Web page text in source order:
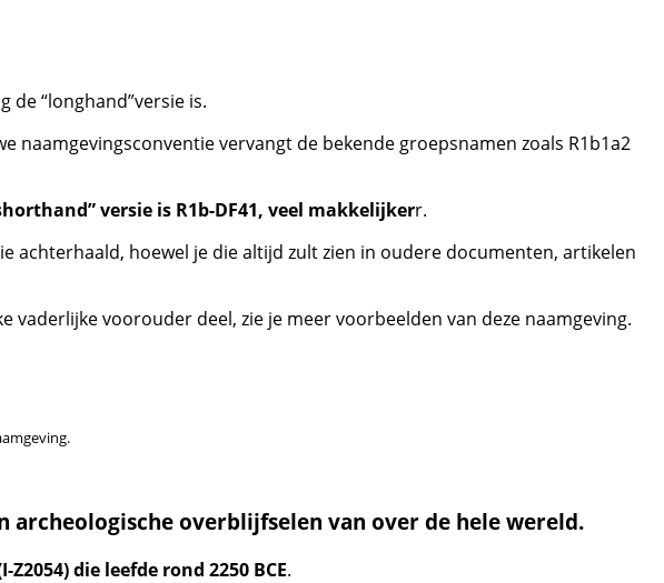
de “longhand”versie is.
naamgevingsconventie vervangt de bekende groepsnamen zoals R1b1a2
versie is R1b-DF41, veel makkelijkerr.
achterhaald, hoewel je die altijd zult zien in oudere documenten, artikelen
voorouder deel, zie je meer voorbeelden van deze naamgeving.
archeologische overblijfselen van over de hele wereld.
Z2054) die leefde rond 2250 BCE.